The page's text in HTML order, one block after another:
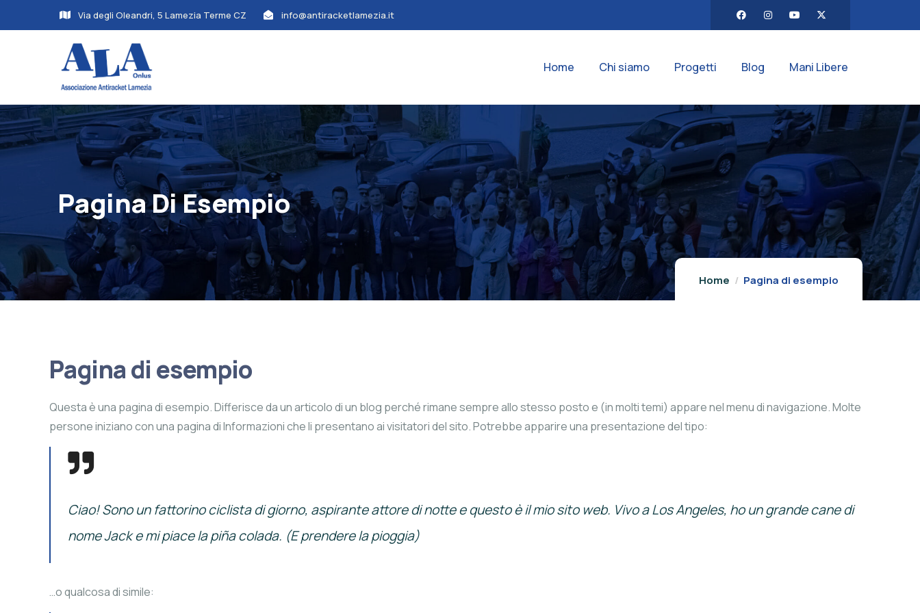
Via degli Oleandri, 5 Lamezia Terme CZ info@antiracketlamezia.it
Home Chi siamo Progetti Blog Mani Libere
Pagina Di Esempio
Home Pagina di esempio
Pagina di esempio
Questa è una pagina di esempio. Differisce da un articolo di un blog perché rimane sempre allo stesso posto e (in molti temi) appare nel menu di navigazione. Molte
persone iniziano con una pagina di Informazioni che li presentano ai visitatori del sito. Potrebbe apparire una presentazione del tipo:
Ciao! Sono un fattorino ciclista di giorno, aspirante attore di notte e questo è il mio sito web. Vivo a Los Angeles, ho un grande cane di
nome Jack e mi piace la piña colada. (E prendere la pioggia)
…o qualcosa di simile: